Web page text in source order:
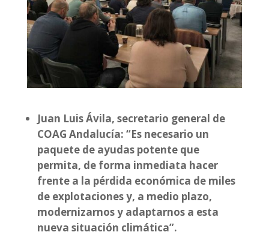
Juan Luis Ávila, secretario general de
COAG Andalucía: “Es necesario un
paquete de ayudas potente que
permita, de forma inmediata hacer
frente a la pérdida económica de miles
de explotaciones y, a medio plazo,
modernizarnos y adaptarnos a esta
nueva situación climática”.